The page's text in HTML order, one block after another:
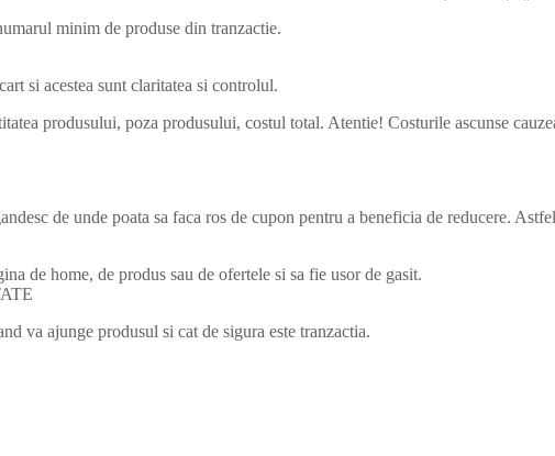
minim de produse din tranzactie.
si acestea sunt claritatea si controlul.
produsului, poza produsului, costul total. Atentie! Costurile ascunse
de unde poata sa faca ros de cupon pentru a beneficia de reducere.
de home, de produs sau de ofertele si sa fie usor de gasit.
va ajunge produsul si cat de sigura este tranzactia.